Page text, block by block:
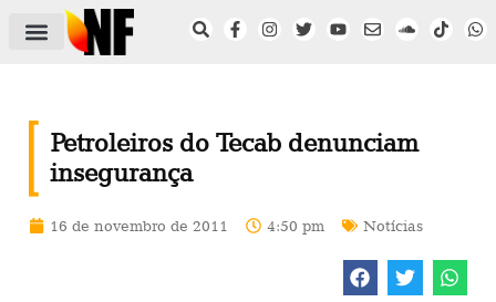
Petroleiros do Tecab denunciam
insegurança
16 de novembro de 2011 4:50 pm Notícias